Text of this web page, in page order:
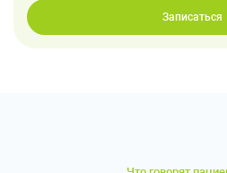
Записаться